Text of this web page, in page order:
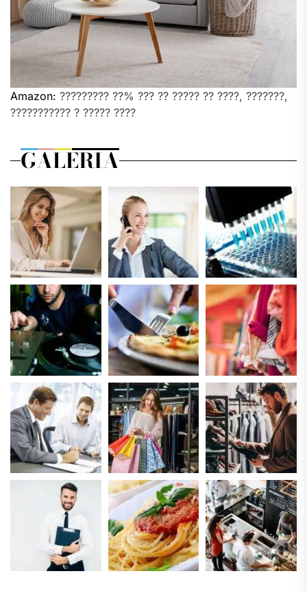
Amazon: ????????? ??% ??? ?? ????? ?? ????, ???????,
??????????? ? ????? ????
GALERIA